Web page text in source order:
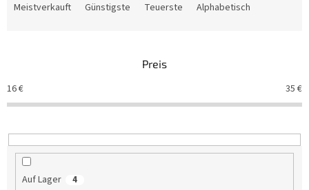
t
s
o
t
Meistverkauft Günstigste Teuerste Alphabetisch
Preis
16€ 35 €
Auf Lager 4